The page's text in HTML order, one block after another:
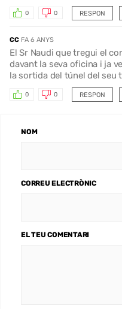
RESPON
0 0
CC FA 6 ANYS
El Sr Naudi que tregui el
davant la seva oficina i ja
la sortida del túnel del seu
RESPON
0 0
NOM
CORREU ELECTRÒNIC
EL TEU COMENTARI